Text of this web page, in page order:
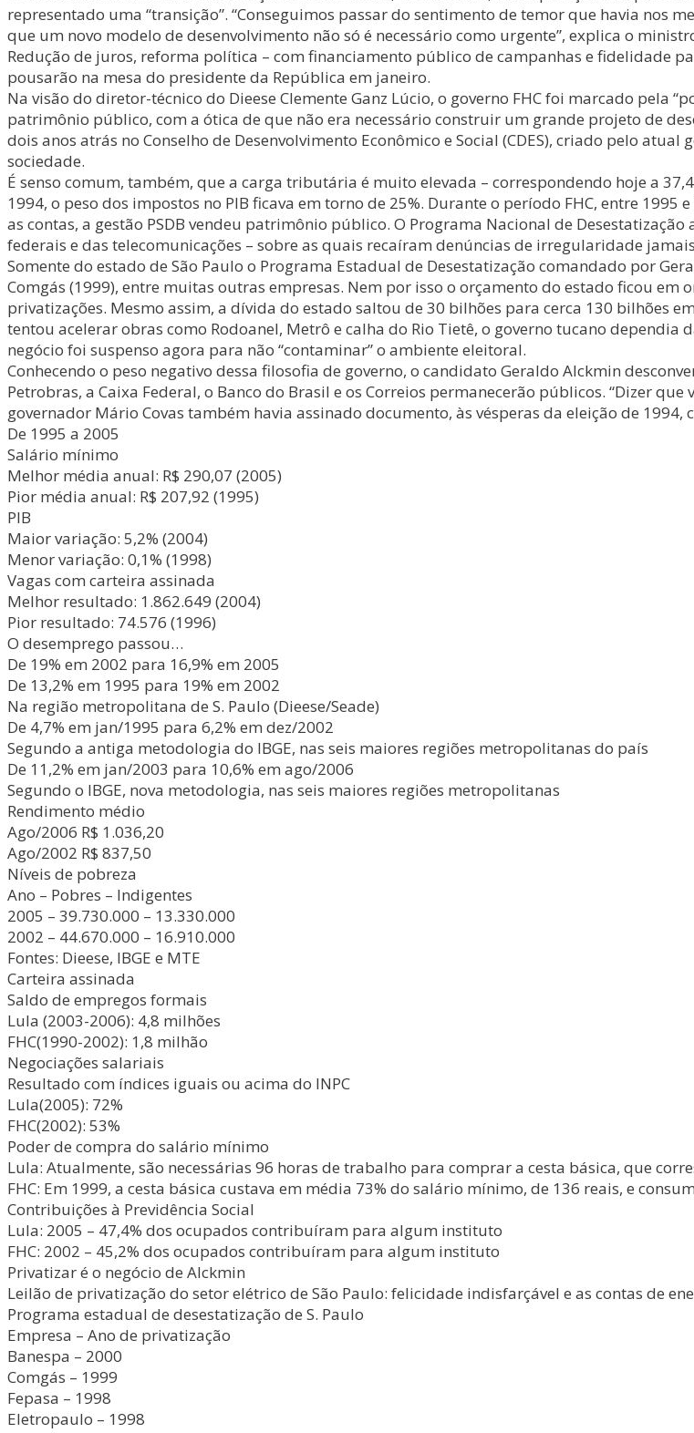
representado uma “transição”. “Conseguimos passar do sentimento de temor que havia nos
que um novo modelo de desenvolvimento não só é necessário como urgente”, explica o
Redução de juros, reforma política – com financiamento público de campanhas e fidelidade
pousarão na mesa do presidente da República em janeiro.
Na visão do diretor-técnico do Dieese Clemente Ganz Lúcio, o governo FHC foi marcado pela
patrimônio público, com a ótica de que não era necessário construir um grande projeto de
dois anos atrás no Conselho de Desenvolvimento Econômico e Social (CDES), criado pelo
sociedade.
É senso comum, também, que a carga tributária é muito elevada – correspondendo hoje a
1994, o peso dos impostos no PIB ficava em torno de 25%. Durante o período FHC, entre
as contas, a gestão PSDB vendeu patrimônio público. O Programa Nacional de
federais e das telecomunicações – sobre as quais recaíram denúncias de irregularidade
Somente do estado de São Paulo o Programa Estadual de Desestatização comandado por
Comgás (1999), entre muitas outras empresas. Nem por isso o orçamento do estado ficou em
privatizações. Mesmo assim, a dívida do estado saltou de 30 bilhões para cerca 130 bilhões
tentou acelerar obras como Rodoanel, Metrô e calha do Rio Tietê, o governo tucano dependia
negócio foi suspenso agora para não “contaminar” o ambiente eleitoral.
Conhecendo o peso negativo dessa filosofia de governo, o candidato Geraldo Alckmin
Petrobras, a Caixa Federal, o Banco do Brasil e os Correios permanecerão públicos. “Dizer
governador Mário Covas também havia assinado documento, às vésperas da eleição de
De 1995 a 2005
Salário mínimo
Melhor média anual: R$ 290,07 (2005)
Pior média anual: R$ 207,92 (1995)
PIB
Maior variação: 5,2% (2004)
Menor variação: 0,1% (1998)
Vagas com carteira assinada
Melhor resultado: 1.862.649 (2004)
Pior resultado: 74.576 (1996)
O desemprego passou…
De 19% em 2002 para 16,9% em 2005
De 13,2% em 1995 para 19% em 2002
Na região metropolitana de S. Paulo (Dieese/Seade)
De 4,7% em jan/1995 para 6,2% em dez/2002
Segundo a antiga metodologia do IBGE, nas seis maiores regiões metropolitanas do país
De 11,2% em jan/2003 para 10,6% em ago/2006
Segundo o IBGE, nova metodologia, nas seis maiores regiões metropolitanas
Rendimento médio
Ago/2006 R$ 1.036,20
Ago/2002 R$ 837,50
Níveis de pobreza
Ano – Pobres – Indigentes
2005 – 39.730.000 – 13.330.000
2002 – 44.670.000 – 16.910.000
Fontes: Dieese, IBGE e MTE
Carteira assinada
Saldo de empregos formais
Lula (2003-2006): 4,8 milhões
FHC(1990-2002): 1,8 milhão
Negociações salariais
Resultado com índices iguais ou acima do INPC
Lula(2005): 72%
FHC(2002): 53%
Poder de compra do salário mínimo
Lula: Atualmente, são necessárias 96 horas de trabalho para comprar a cesta básica, que
FHC: Em 1999, a cesta básica custava em média 73% do salário mínimo, de 136 reais, e
Contribuições à Previdência Social
Lula: 2005 – 47,4% dos ocupados contribuíram para algum instituto
FHC: 2002 – 45,2% dos ocupados contribuíram para algum instituto
Privatizar é o negócio de Alckmin
Leilão de privatização do setor elétrico de São Paulo: felicidade indisfarçável e as contas de
Programa estadual de desestatização de S. Paulo
Empresa – Ano de privatização
Banespa – 2000
Comgás – 1999
Fepasa – 1998
Eletropaulo – 1998